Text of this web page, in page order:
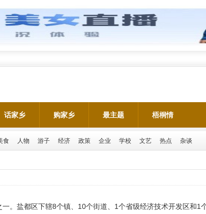
话家乡 购家乡 最主题 梧桐情
食 人物 游子 经济 政策 企业 学校 文艺 热点 杂谈
。盐都区下辖8个镇、10个街道、1个省级经济技术开发区和1